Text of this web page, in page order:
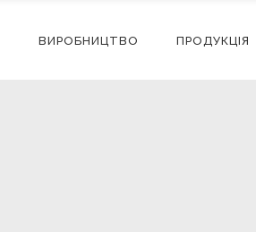
ВИРОБНИЦТВО ПРОДУКЦІЯ